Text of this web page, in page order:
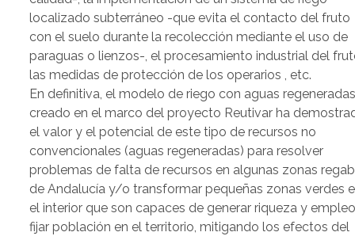
localizado subterráneo -que evita el contacto del fruto
con el suelo durante la recolección mediante el uso de
paraguas o lienzos-, el procesamiento industrial del
las medidas de protección de los operarios , etc.
En definitiva, el modelo de riego con aguas
creado en el marco del proyecto Reutivar ha
el valor y el potencial de este tipo de recursos no
convencionales (aguas regeneradas) para resolver
problemas de falta de recursos en algunas zonas
de Andalucía y/o transformar pequeñas zonas verdes
el interior que son capaces de generar riqueza y
fijar población en el territorio, mitigando los efectos del